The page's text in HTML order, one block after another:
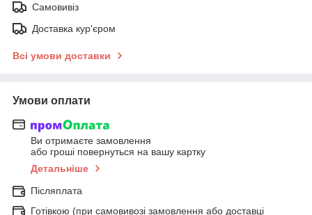
Самовивіз
Доставка кур'єром
Всі умови доставки
Умови оплати
Ви отримаєте замовлення
або гроші повернуться на вашу картку
Детальніше
Післяплата
Готівкою (при самовивозі замовлення або доставці